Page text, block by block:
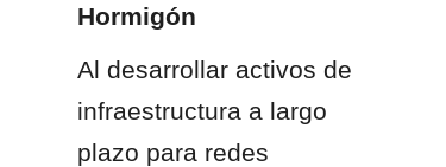
Hormigón
Al desarrollar activos de
infraestructura a largo
plazo para redes